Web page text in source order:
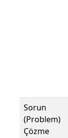
Sorun
(Problem)
Çözme